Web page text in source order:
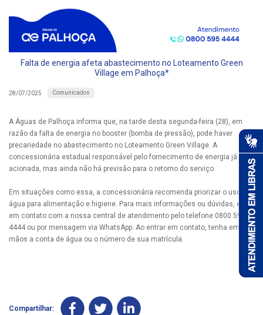
Falta de energia afeta abastecimento no Loteamento Green
Village em Palhoça*
28/07/2025 Comunicados
A Águas de Palhoça informa que, na tarde desta segunda-feira (28), em
razão da falta de energia no booster (bomba de pressão), pode haver
precariedade no abastecimento no Loteamento Green Village. A
concessionária estadual responsável pelo fornecimento de energia já foi
acionada, mas ainda não há previsão para o retorno do serviço.
Em situações como essa, a concessionária recomenda priorizar o uso da
água para alimentação e higiene. Para mais informações ou dúvidas, entre
em contato com a nossa central de atendimento pelo telefone 0800 595
4444 ou por mensagem via WhatsApp. Ao entrar em contato, tenha em
mãos a conta de água ou o número de sua matrícula.
Compartilhar: